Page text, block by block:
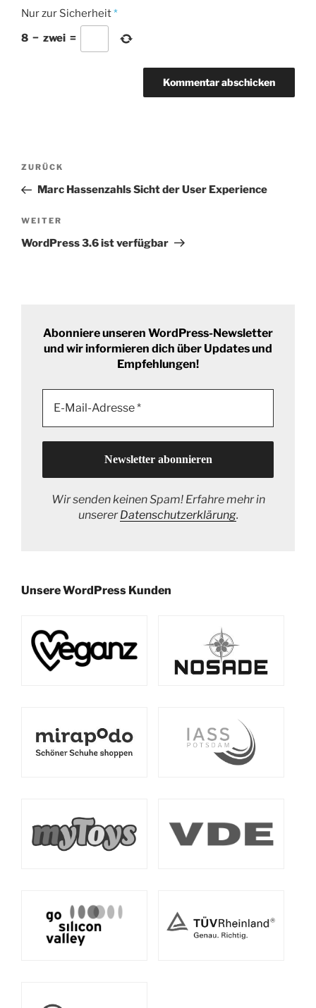
Nur zur Sicherheit*
8 − zwei =
Beitrags-
Vorheriger
Beitrag
ZURÜCK
Marc Hassenzahls Sicht der User Experience
Nächster
Beitrag
WEITER
WordPress 3.6 ist verfügbar
Abonniere unseren WordPress-Newsletter
und wir informieren dich über Updates und
Empfehlungen!
Wir senden keinen Spam! Erfahre mehr in
unsererDatenschutzerklärung.
Unsere WordPress Kunden